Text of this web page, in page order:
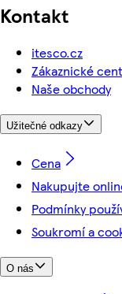
Kontakt
itesco.cz
Zákaznické
Naše obchody
Užitečné odkazy
Cena
Nakupujte
Podmínky
Soukromí a
O nás